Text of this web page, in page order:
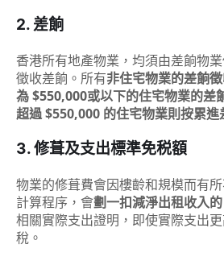
2. 差餉
香港所有地產物業，均須由差餉物
徵收差餉。所有非住宅物業的差餉
為 $550,000或以下的住宅物業的差
超過 $550,000 的住宅物業則按累進
3. 修葺及支出標準免税額
物業的修葺費會因樓齡和規模而有
計算程序，會劃一扣減淨出租收入
相關實際支出證明，即使實際支出
稅。